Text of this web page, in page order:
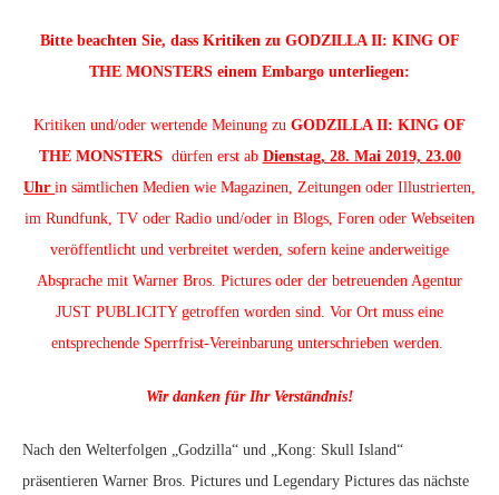
Bitte beachten Sie, dass Kritiken zu GODZILLA II: KING OF
THE MONSTERS einem Embargo unterliegen:
Kritiken und/oder wertende Meinung zu GODZILLA II: KING OF
THE MONSTERS dürfen erst ab Dienstag, 28. Mai 2019, 23.00
Uhr in sämtlichen Medien wie Magazinen, Zeitungen oder Illustrierten,
im Rundfunk, TV oder Radio und/oder in Blogs, Foren oder Webseiten
veröffentlicht und verbreitet werden, sofern keine anderweitige
Absprache mit Warner Bros. Pictures oder der betreuenden Agentur
JUST PUBLICITY getroffen worden sind. Vor Ort muss eine
entsprechende Sperrfrist-Vereinbarung unterschrieben werden.
Wir danken für Ihr Verständnis!
Nach den Welterfolgen „Godzilla“ und „Kong: Skull Island“
präsentieren Warner Bros. Pictures und Legendary Pictures das nächste